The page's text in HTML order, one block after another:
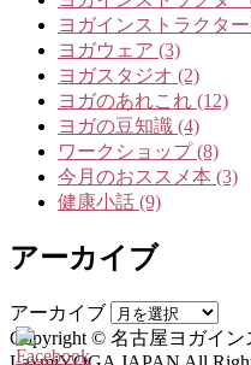
ヨガインストラクタ
ヨガウェア (3)
ヨガスタジオ (2)
ヨガのあれこれ (12)
ヨガの豆知識 (4)
ワークショップ (8)
今月のおススメ本 (3)
健康小話 (9)
アーカイブ
アーカイブ
Copyright © 名古屋ヨガイ